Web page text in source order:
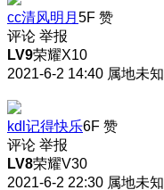
cc清风明月 5F 赞
评论 举报
LV9荣耀X10
2021-6-2 14:40 属地未知
kdl记得快乐6F 赞
评论 举报
LV8荣耀V30
2021-6-2 22:30 属地未知